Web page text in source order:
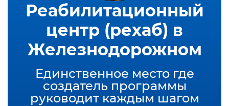
Реабилитационный
центр (рехаб) в
Железнодорожном
Единственное место где
создатель программы
руководит каждым шагом